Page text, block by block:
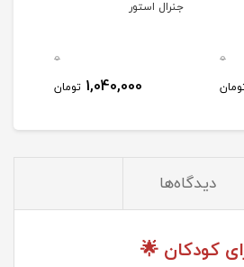
0
جنرال استور
0
1,040,000 تومان
دیدگاه‌ها
کودکان 🌟